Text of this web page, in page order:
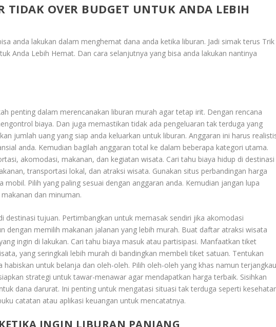
TIDAK OVER BUDGET UNTUK ANDA LEBIH
anda lakukan dalam menghemat dana anda ketika liburan. Jadi simak terus Trik
Anda Lebih Hemat. Dan cara selanjutnya yang bisa anda lakukan nantinya
penting dalam merencanakan liburan murah agar tetap irit. Dengan rencana
biaya. Dan juga memastikan tidak ada pengeluaran tak terduga yang
jumlah uang yang siap anda keluarkan untuk liburan. Anggaran ini harus
anda. Kemudian bagilah anggaran total ke dalam beberapa kategori utama.
akomodasi, makanan, dan kegiatan wisata. Cari tahu biaya hidup di destinasi
transportasi lokal, dan atraksi wisata. Gunakan situs perbandingan harga
Pilih yang paling sesuai dengan anggaran anda. Kemudian jangan lupa
dan minuman.
destinasi tujuan. Pertimbangkan untuk memasak sendiri jika akomodasi
dengan memilih makanan jalanan yang lebih murah. Buat daftar atraksi wisata
ingin di lakukan. Cari tahu biaya masuk atau partisipasi. Manfaatkan tiket
yang seringkali lebih murah di bandingkan membeli tiket satuan. Tentukan
habiskan untuk belanja dan oleh-oleh. Pilih oleh-oleh yang khas namun
strategi untuk tawar-menawar agar mendapatkan harga terbaik. Sisihkan
dana darurat. Ini penting untuk mengatasi situasi tak terduga seperti
catatan atau aplikasi keuangan untuk mencatatnya.